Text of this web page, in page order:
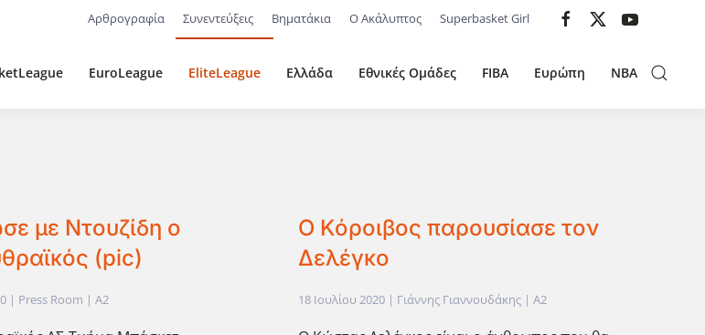
Αρθρογραφία Συνεντεύξεις Βηματάκια Ο Ακάλυπτος Superbasket Girl
EuroLeague EliteLeague Ελλάδα Εθνικές Ομάδες FIBA Ευρώπη NBA
με Ντουζίδη ο
(pic)
| Press Room |A2
Ο Κόροιβος παρουσίασε τον
Δελέγκο
18 Ιουλίου 2020| Γιάννης Γιαννουδάκης | A2